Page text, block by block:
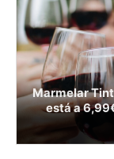
Marmelar
está a